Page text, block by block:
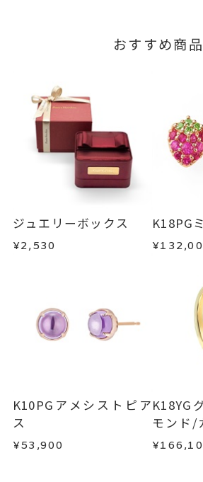
おすすめ商品
ジュエリーボックス
¥2,530
K18PG
K10PGアメシストピア
ス
¥53,900
K18YG
モンド/
ア/ダイ